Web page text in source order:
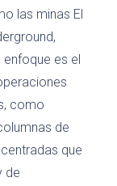
las minas El
enfoque es el
como
de
que
de